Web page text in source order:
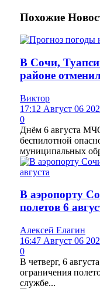
Похожие
В Сочи,
районе
Виктор
17:12 Август 06
0
Днём 6 августа
беспилотной
муниципальных
В аэропорту
полетов 6
Алексей Елагин
16:47 Август 06
0
В четверг, 6
ограничения
службе...